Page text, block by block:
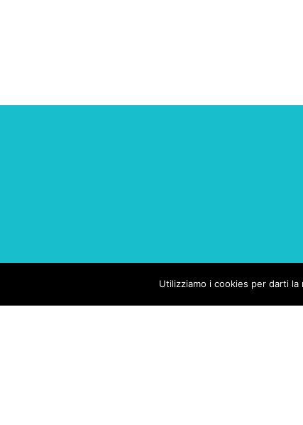
Utilizziamo i cookies per darti